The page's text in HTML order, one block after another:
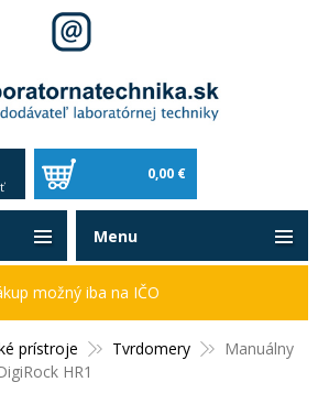
0,00 €
prístroje Tvrdomery
Manuálny
HR1
možný iba na IČO
Menu